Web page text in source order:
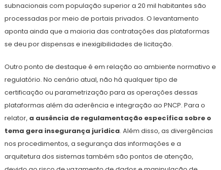
subnacionais com população superior a 20 mil habitantes são
processadas por meio de portais privados. O levantamento
aponta ainda que a maioria das contratações das plataformas
se deu por dispensas e inexigibilidades de licitação.
Outro ponto de destaque é em relação ao ambiente normativo e
regulatório. No cenário atual, não há qualquer tipo de
certificação ou parametrização para as operações dessas
plataformas além da aderência e integração ao PNCP. Para o
relator, a ausência de regulamentação específica sobre o
tema gera insegurança jurídica. Além disso, as divergências
nos procedimentos, a segurança das informações e a
arquitetura dos sistemas também são pontos de atenção,